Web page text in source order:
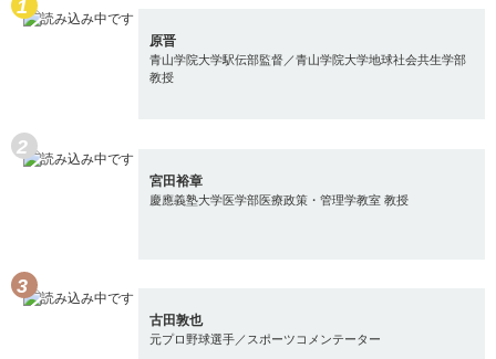
原晋
青山学院大学駅伝部監督／青山学院大学地球社会共生学部
教授
宮田裕章
慶應義塾大学医学部医療政策・管理学教室 教授
古田敦也
元プロ野球選手／スポーツコメンテーター